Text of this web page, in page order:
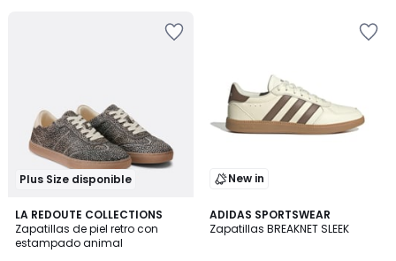
Plus Size disponible
LA REDOUTE COLLECTIONS
Zapatillas de piel retro con
estampado animal
4,7
/ 5
New in
ADIDAS SPORTSWEAR
Zapatillas BREAKNET SLEEK
4,8
/ 5